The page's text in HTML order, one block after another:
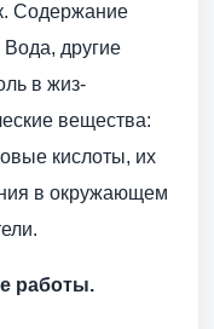
Содержание
Вода, другие
в жиз­
вещества:
кислоты, их
в окружающем
работы.